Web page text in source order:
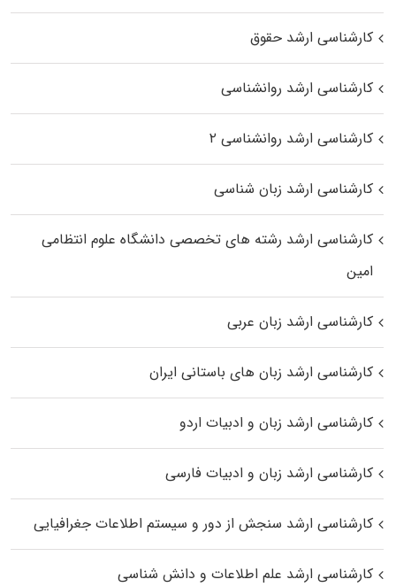
کارشناسی ارشد حقوق
کارشناسی ارشد روانشناسی
کارشناسی ارشد روانشناسی ۲
کارشناسی ارشد زبان شناسی
کارشناسی ارشد رﺷﺘﻪ ﻫﺎی تخصصی داﻧﺸﮕﺎه ﻋﻠﻮم انتظامی
اﻣﻴﻦ
کارشناسی ارشد زبان عربی
کارشناسی ارشد زبان‌ های باستانی ایران
کارشناسی ارشد زبان و ادبیات اردو
کارشناسی ارشد زبان و ادبیات فارسی
کارشناسی ارشد سنجش از دور و سیستم اطلاعات جغرافیایی
کارشناسی ارشد علم اطلاعات و دانش شناسی